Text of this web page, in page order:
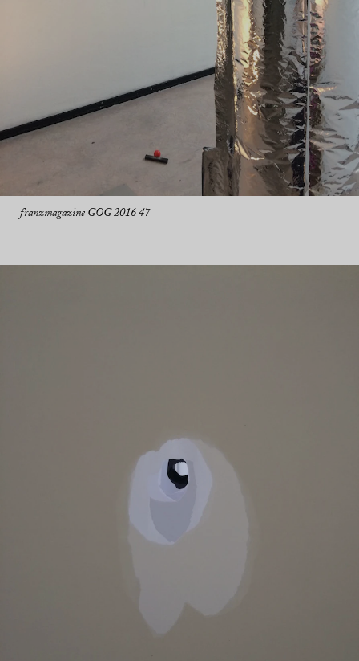
franzmagazine GOG 2016 47